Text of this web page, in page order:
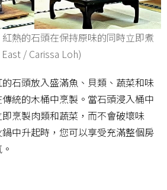
熱的石頭在保持原味的同時立即煮
/ Carissa Loh)
石頭放入盛滿魚、貝類、蔬菜和味
統的木桶中烹製。當石頭浸入桶中
烹製肉類和蔬菜，而不會破壞味
中升起時，您可以享受充滿整個房